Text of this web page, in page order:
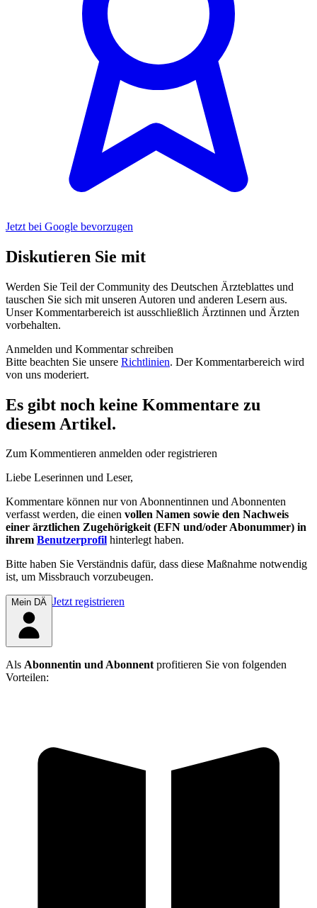
Jetzt bei Google bevorzugen
Diskutieren Sie mit
Werden Sie Teil der Community des Deutschen Ärzteblattes und
tauschen Sie sich mit unseren Autoren und anderen Lesern aus.
Unser Kommentarbereich ist ausschließlich Ärztinnen und Ärzten
vorbehalten.
Anmelden und Kommentar schreiben
Bitte beachten Sie unsere Richtlinien. Der Kommentarbereich wird
von uns moderiert.
Es gibt noch keine Kommentare zu
diesem Artikel.
Zum Kommentieren anmelden oder registrieren
Liebe Leserinnen und Leser,
Kommentare können nur von Abonnentinnen und Abonnenten
verfasst werden, die einen vollen Namen sowie den Nachweis
einer ärztlichen Zugehörigkeit (EFN und/oder Abonummer) in
ihrem Benutzerprofil hinterlegt haben.
Bitte haben Sie Verständnis dafür, dass diese Maßnahme notwendig
ist, um Missbrauch vorzubeugen.
Mein DÄ Jetzt registrieren
Als Abonnentin und Abonnentprofitieren Sie von folgenden
Vorteilen: